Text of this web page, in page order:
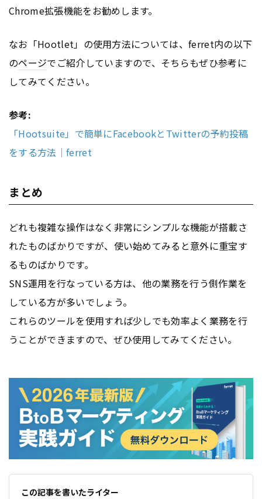
Chrome拡張機能をお勧めします。
なお「Hootlet」の使用方法については、ferret内の以下
のページでご紹介していますので、そちらもぜひ参考に
してみてください。
参考:
「Hootsuite」で簡単にFacebookとTwitterの予約投稿
をする方法｜ferret
まとめ
どれも複雑な操作はなく非常にシンプルな機能が搭載さ
れたものばかりですが、使い始めてみると意外に重宝す
るものばかりです。
SNS運用を行なっている方は、他の業務を行う側作業を
している方が多いでしょう。
これらのツールを使用すれば少しでも効率よく業務を行
うことができますので、ぜひ使用してみてください。
この記事を書いたライター